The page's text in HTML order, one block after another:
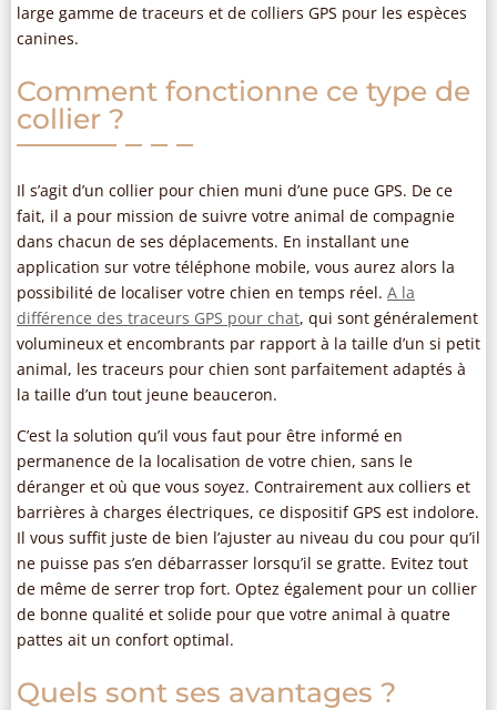
large gamme de traceurs et de colliers GPS pour les espèces
canines.
Comment fonctionne ce type de
collier ?
Il s’agit d’un collier pour chien muni d’une puce GPS. De ce
fait, il a pour mission de suivre votre animal de compagnie
dans chacun de ses déplacements. En installant une
application sur votre téléphone mobile, vous aurez alors la
possibilité de localiser votre chien en temps réel. A la
différence des traceurs GPS pour chat, qui sont généralement
volumineux et encombrants par rapport à la taille d’un si petit
animal, les traceurs pour chien sont parfaitement adaptés à
la taille d’un tout jeune beauceron.
C’est la solution qu’il vous faut pour être informé en
permanence de la localisation de votre chien, sans le
déranger et où que vous soyez. Contrairement aux colliers et
barrières à charges électriques, ce dispositif GPS est indolore.
Il vous suffit juste de bien l’ajuster au niveau du cou pour qu’il
ne puisse pas s’en débarrasser lorsqu’il se gratte. Evitez tout
de même de serrer trop fort. Optez également pour un collier
de bonne qualité et solide pour que votre animal à quatre
pattes ait un confort optimal.
Quels sont ses avantages ?